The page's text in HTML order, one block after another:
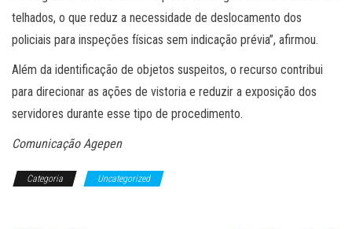
telhados, o que reduz a necessidade de deslocamento dos
policiais para inspeções físicas sem indicação prévia”, afirmou.
Além da identificação de objetos suspeitos, o recurso contribui
para direcionar as ações de vistoria e reduzir a exposição dos
servidores durante esse tipo de procedimento.
Comunicação Agepen
Categoria Uncategorized